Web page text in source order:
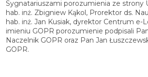
Sygnatariuszami porozumienia ze strony
hab. inż. Zbigniew Kąkol, Prorektor ds.
hab. inż. Jan Kusiak, dyrektor Centrum e-
imieniu GOPR porozumienie podpisali
Naczelnik GOPR oraz Pan Jan
GOPR.